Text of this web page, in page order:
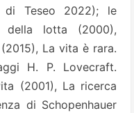
di Teseo 2022); le
della lotta (2000),
La vita è rara.
H. P. Lovecraft.
(2001), La ricerca
di Schopenhauer